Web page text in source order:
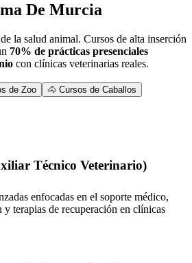
De Murcia
la salud animal. Cursos de alta inserción
70% de prácticas presenciales
con clínicas veterinarias reales.
de Zoo
🐴 Cursos de Caballos
Técnico Veterinario)
enfocadas en el soporte médico,
terapias de recuperación en clínicas